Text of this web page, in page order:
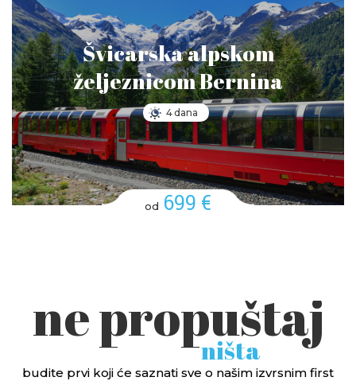
Švicarska alpskom
željeznicom Bernina
4 dana
od 699 €
ne propuštaj
ništa
budite prvi koji će saznati sve o našim izvrsnim first